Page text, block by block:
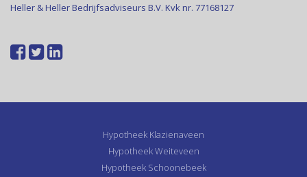
Heller & Heller Bedrijfsadviseurs B.V. Kvk nr. 77168127
Hypotheek Klazienaveen
Hypotheek Weiteveen
Hypotheek Schoonebeek